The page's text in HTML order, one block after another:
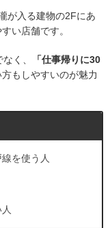
が入る建物の2Fにあ
い店舗です。
く、
「仕事帰りに30
もしやすいのが魅力
を使う人